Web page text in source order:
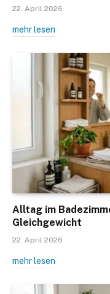
22. April 2026
mehr lesen
Alltag im
Gleichgewicht
22. April 2026
mehr lesen